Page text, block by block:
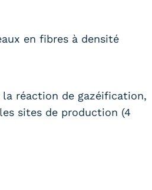
en fibres à densité
réaction de gazéification,
sites de production (4